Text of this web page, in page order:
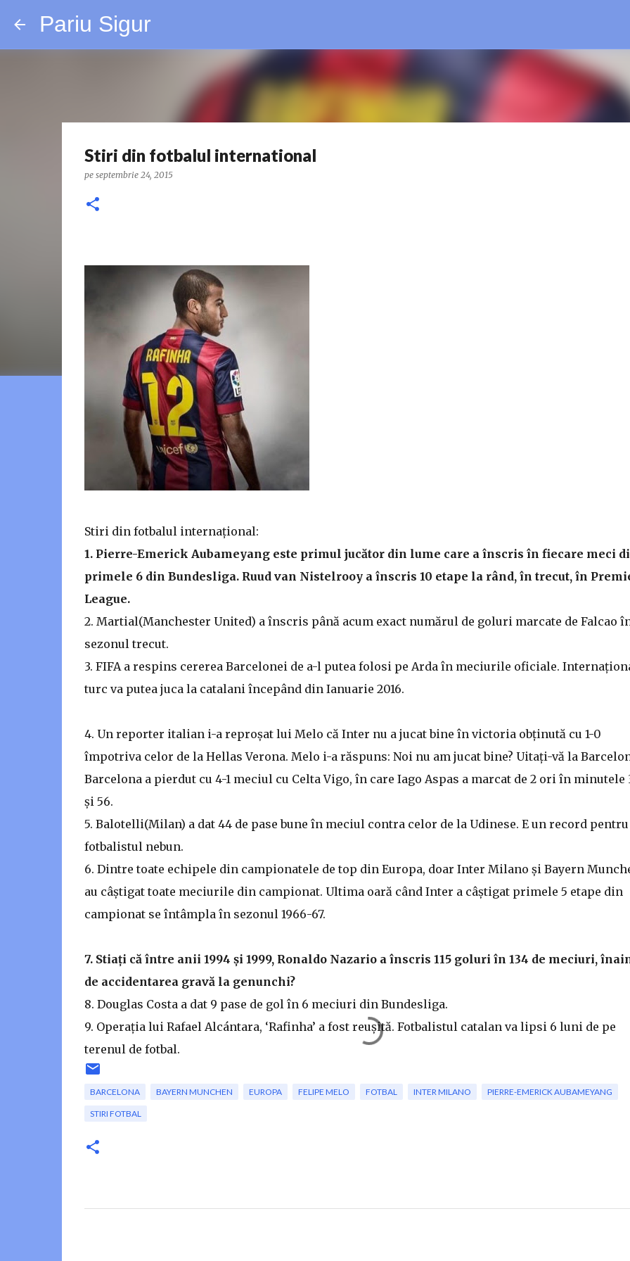
Pariu Sigur
Stiri din fotbalul international
pe septembrie 24, 2015
Stiri din fotbalul internațional:
1. Pierre-Emerick Aubameyang este primul jucător din lume care a înscris în fiecare meci
primele 6 din Bundesliga. Ruud van Nistelrooy a înscris 10 etape la rând, în trecut, în
League.
2. Martial(Manchester United) a înscris până acum exact numărul de goluri marcate de Falcao
sezonul trecut.
3. FIFA a respins cererea Barcelonei de a-l putea folosi pe Arda în meciurile oficiale.
turc va putea juca la catalani începând din Ianuarie 2016.
4. Un reporter italian i-a reproșat lui Melo că Inter nu a jucat bine în victoria obținută cu 1-0
împotriva celor de la Hellas Verona. Melo i-a răspuns: Noi nu am jucat bine? Uitați-vă la
Barcelona a pierdut cu 4-1 meciul cu Celta Vigo, în care Iago Aspas a marcat de 2 ori în minutele
și 56.
5. Balotelli(Milan) a dat 44 de pase bune în meciul contra celor de la Udinese. E un record pentru
fotbalistul nebun.
6. Dintre toate echipele din campionatele de top din Europa, doar Inter Milano și Bayern
au câștigat toate meciurile din campionat. Ultima oară când Inter a câștigat primele 5 etape din
campionat se întâmpla în sezonul 1966-67.
7. Stiați că între anii 1994 și 1999, Ronaldo Nazario a înscris 115 goluri în 134 de meciuri,
de accidentarea gravă la genunchi?
8. Douglas Costa a dat 9 pase de gol în 6 meciuri din Bundesliga.
9. Operația lui Rafael Alcántara, ‘Rafinha’ a fost reușită. Fotbalistul catalan va lipsi 6 luni de pe
terenul de fotbal.
BARCELONA BAYERN MUNCHEN EUROPA FELIPE MELO FOTBAL INTER MILANO PIERRE-EMERICK AUBAMEYANG
STIRI FOTBAL